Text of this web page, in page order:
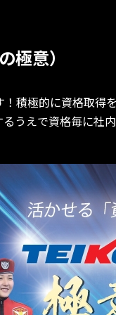
極意）
積極的に資格取得
うえで資格毎に社